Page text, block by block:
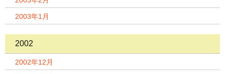
2003年1月
2002
2002年12月